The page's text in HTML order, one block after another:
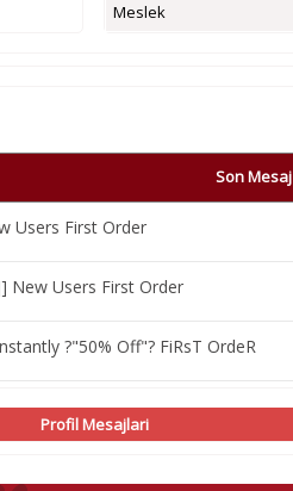
Meslek
Son Mesaj
Users First Order
New Users First Order
?"50% Off"? FiRsT OrdeR
Profil Mesajlari